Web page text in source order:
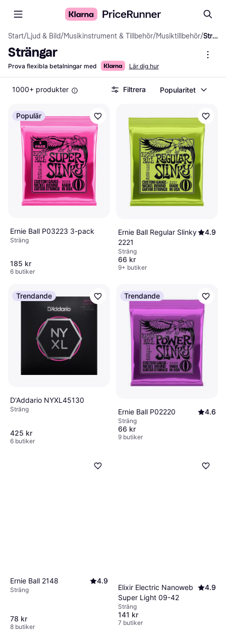
Start/Ljud & Bild/Musikinstrument & Tillbehör/Musiktillbehör/ Strängar
Strängar
Prova flexibla betalningar med Lär dig hur
1000+ produkter Filtrera Popularitet
Populär
Ernie Ball P03223 3-pack
Sträng
185 kr
6 butiker
Ernie Ball Regular Slinky
2221
4.9
Sträng
66 kr
9+ butiker
Trendande
D'Addario NYXL45130
Sträng
425 kr
6 butiker
Trendande
Ernie Ball P02220 4.6
Sträng
66 kr
9 butiker
Ernie Ball 2148 4.9
Sträng
78 kr
8 butiker
Elixir Electric Nanoweb
Super Light 09-42
4.9
Sträng
141 kr
7 butiker